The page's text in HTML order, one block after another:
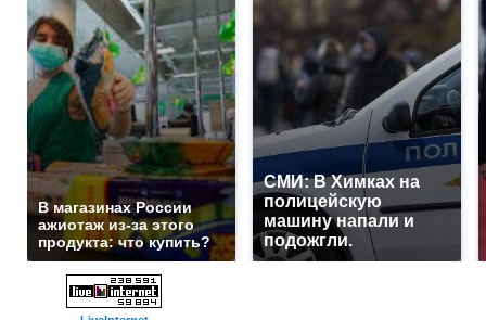
В магазинах России
ажиотаж из-за этого
продукта: что купить?
СМИ: В Химках на
полицейскую
машину напали и
подожгли.